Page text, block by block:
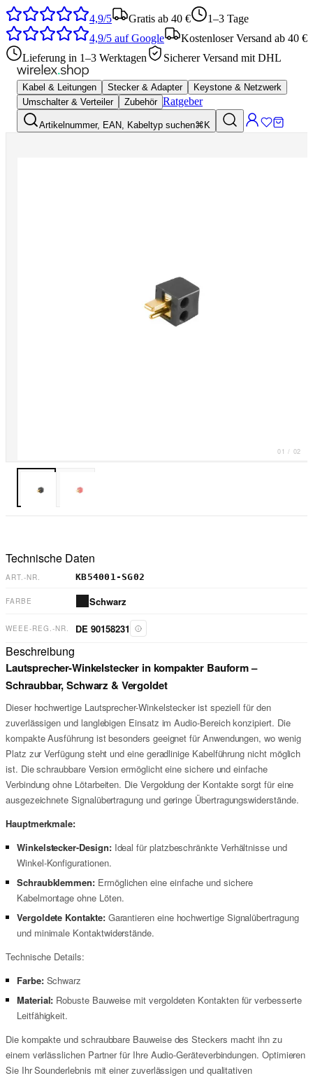
4,9/5 Gratis ab 40 €
1–3 Tage
4,9/5 auf Google
Kostenloser Versand ab 40 €
Lieferung in 1–3 Werktagen
Sicherer Versand mit DHL
Kabel & Leitungen Stecker & Adapter
Keystone & Netzwerk
Umschalter & Verteiler
Zubehör Ratgeber
Artikelnummer, EAN, Kabeltyp suchen⌘K
01 / 02
Technische Daten
ART.-NR. KB54001-SG02
FARBE Schwarz
WEEE-REG.-NR. DE 90158231
Beschreibung
Lautsprecher-Winkelstecker in kompakter Bauform –
Schraubbar, Schwarz & Vergoldet
Dieser hochwertige Lautsprecher-Winkelstecker ist speziell für den
zuverlässigen und langlebigen Einsatz im Audio-Bereich konzipiert. Die
kompakte Ausführung ist besonders geeignet für Anwendungen, wo wenig
Platz zur Verfügung steht und eine geradlinige Kabelführung nicht möglich
ist. Die schraubbare Version ermöglicht eine sichere und einfache
Verbindung ohne Lötarbeiten. Die Vergoldung der Kontakte sorgt für eine
ausgezeichnete Signalübertragung und geringe Übertragungswiderstände.
Hauptmerkmale:
Winkelstecker-Design:Ideal für platzbeschränkte Verhältnisse und
Winkel-Konfigurationen.
Schraubklemmen: Ermöglichen eine einfache und sichere
Kabelmontage ohne Löten.
Vergoldete Kontakte:Garantieren eine hochwertige Signalübertragung
und minimale Kontaktwiderstände.
Technische Details:
Farbe:Schwarz
Material: Robuste Bauweise mit vergoldeten Kontakten für verbesserte
Leitfähigkeit.
Die kompakte und schraubbare Bauweise des Steckers macht ihn zu
einem verlässlichen Partner für Ihre Audio-Geräteverbindungen. Optimieren
Sie Ihr Sounderlebnis mit einer zuverlässigen und qualitativen